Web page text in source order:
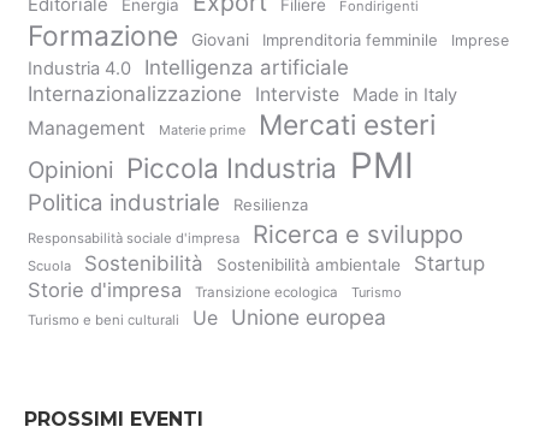
Editoriale Energia Filiere Fondirigenti
Formazione Giovani Imprenditoria femminile Imprese
Industria 4.0
Intelligenza artificiale
Internazionalizzazione
Interviste Made in Italy
Management Materie prime Mercati esteri
Opinioni Piccola Industria PMI
Politica industriale Resilienza
Responsabilità sociale d'impresa Ricerca e sviluppo
Scuola Sostenibilità Sostenibilità ambientale
Startup
Storie d'impresa
Transizione ecologica
Turismo
Turismo e beni culturali
Ue Unione europea
PROSSIMI EVENTI